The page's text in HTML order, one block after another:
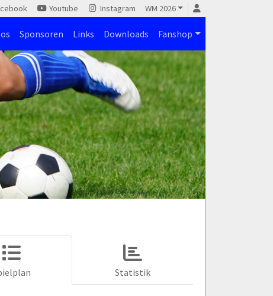
Youtube Instagram WM 2026
Sponsoren Links Downloads Fanshop
Statistik